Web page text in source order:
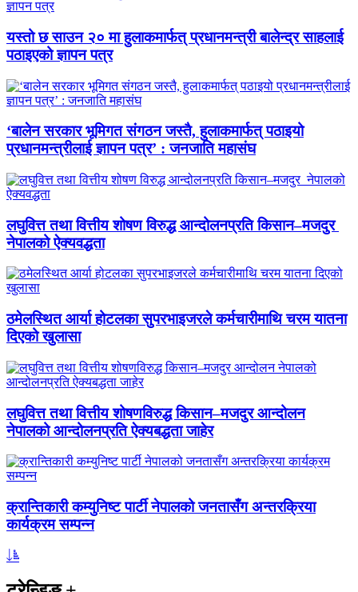
यस्तो छ साउन २० मा हुलाकमार्फत् प्रधानमन्त्री बालेन्द्र साहलाई
पठाइएको ज्ञापन पत्र
‘बालेन सरकार भूमिगत संगठन जस्तै, हुलाकमार्फत् पठाइयो
प्रधानमन्त्रीलाई ज्ञापन पत्र’ : जनजाति महासंघ
लघुवित्त तथा वित्तीय शोषण विरुद्ध आन्दोलनप्रति किसान–मजदुर
नेपालको ऐक्यवद्धता
ठमेलस्थित आर्या होटलका सुपरभाइजरले कर्मचारीमाथि चरम यातना
दिएको खुलासा
लघुवित्त तथा वित्तीय शोषणविरुद्ध किसान–मजदुर आन्दोलन
नेपालको आन्दोलनप्रति ऐक्यबद्धता जाहेर
क्रान्तिकारी कम्युनिष्ट पार्टी नेपालको जनतासँग अन्तरक्रिया
कार्यक्रम सम्पन्न